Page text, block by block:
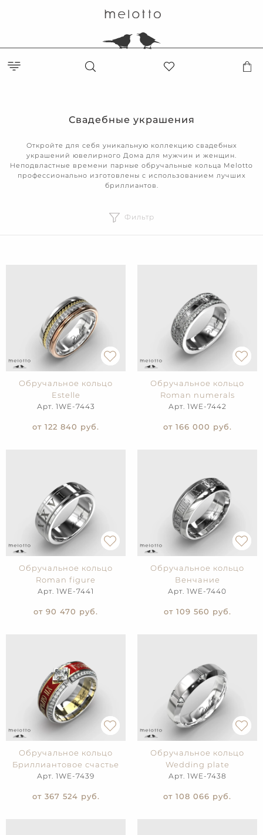
Свадебные украшения
Откройте для себя уникальную коллекцию свадебных
украшений ювелирного Дома для мужчин и женщин.
Неподвластные времени парные обручальные кольца Melotto
профессионально изготовлены с использованием лучших
бриллиантов.
Фильтр
Обручальное кольцо
Estelle
Арт. 1WE-7443
от 122 840 руб.
Обручальное кольцо
Roman numerals
Арт. 1WE-7442
от 166 000 руб.
Обручальное кольцо
Roman figure
Арт. 1WE-7441
от 90 470 руб.
Обручальное кольцо
Венчание
Арт. 1WE-7440
от 109 560 руб.
Обручальное кольцо
Бриллиантовое счастье
Арт. 1WE-7439
от 367 524 руб.
Обручальное кольцо
Wedding plate
Арт. 1WE-7438
от 108 066 руб.